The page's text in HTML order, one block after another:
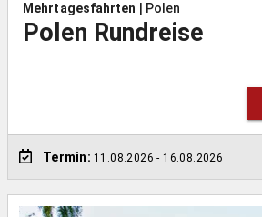
Mehrtagesfahrten Polen
Polen Rundreise
Termin: 11.08.2026- 16.08.2026